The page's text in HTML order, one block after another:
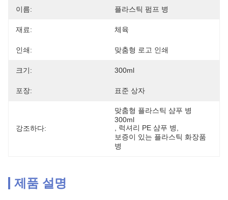
이름: 플라스틱 펌프 병
재료: 체육
인쇄: 맞춤형 로고 인쇄
크기: 300ml
포장: 표준 상자
강조하다:
맞춤형 플라스틱 샴푸 병
300ml
럭셔리 PE 샴푸 병
보증이 있는 플라스틱 화장품
병
제품 설명